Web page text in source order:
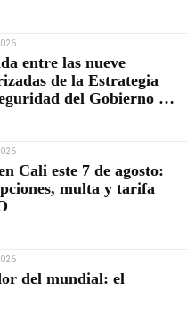
entre las nueve
de la Estrategia
del Gobierno de
Cali este 7 de agosto:
multa y tarifa
del mundial: el